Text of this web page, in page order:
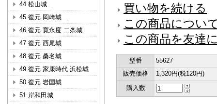
買い物を続ける
この商品につい
この商品を友達
型番
55627
販売価格
1,320円(税120円)
購入数
44 松山城
45 復元 岡崎城
46 復元 寛永度 二条城
47 復元 西尾城
48 復元 桑名城
49 復元 家康時代 浜松城
50 復元 岩国城
51 岸和田城